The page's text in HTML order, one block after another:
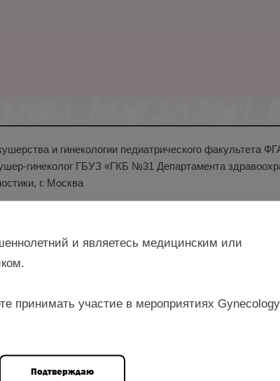
и гинекологии педиатрического
гинеколог ГБУЗ «ГКБ №31 Департамента
г. Москва
и являетесь медицинским или
принимать участие в мероприятиях Gynecology
Подтверждаю